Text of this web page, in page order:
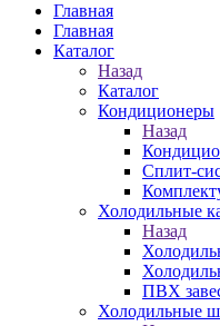
Главная
Главная
Каталог
Назад
Каталог
Кондиционеры
Назад
Сплит-
Холодильные
Назад
ПВХ
Холодильные